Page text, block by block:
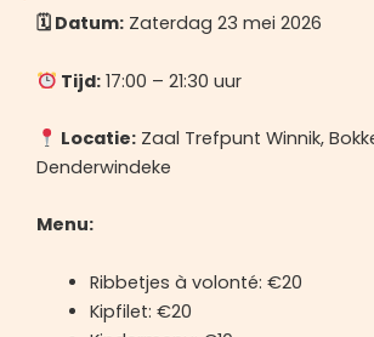
🗓 Datum: Zaterdag 23 mei 2026
Tijd:17:00 – 21:30 uur
Locatie:Zaal Trefpunt Winnik,
Denderwindeke
Menu:
Ribbetjes à volonté: €20
Kipfilet: €20